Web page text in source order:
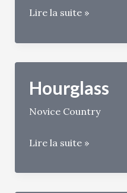
STAND
ME
Lire la suite »
Hourglass
Novice Country
Hourglass
Lire la suite »